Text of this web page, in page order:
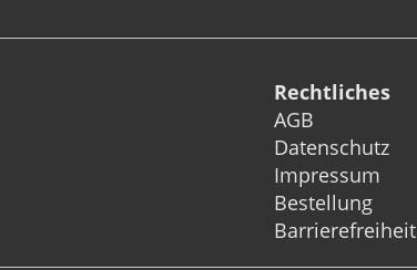
Rechtliches
AGB
Datenschutz
Impressum
Bestellung
Barrierefreiheit